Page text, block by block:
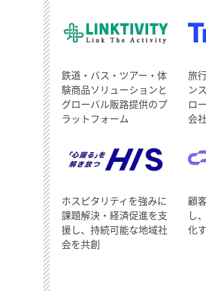
鉄道・バス・ツアー・体
験商品ソリューションと
グローバル販路提供のプ
ラットフォーム
旅
ン
ロ
会
ホスピタリティを強みに
課題解決・経済促進を支
援し、持続可能な地域社
会を共創
顧
し
化